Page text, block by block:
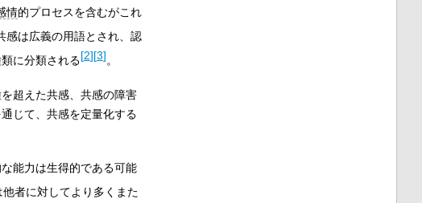
情的プロセスを含むがこれ
感は広義の用語とされ、認
に分類される[2][3]。
超えた共感、共感の障害
じて、共感を定量化する
能力は生得的である可能
者に対してより多くまた